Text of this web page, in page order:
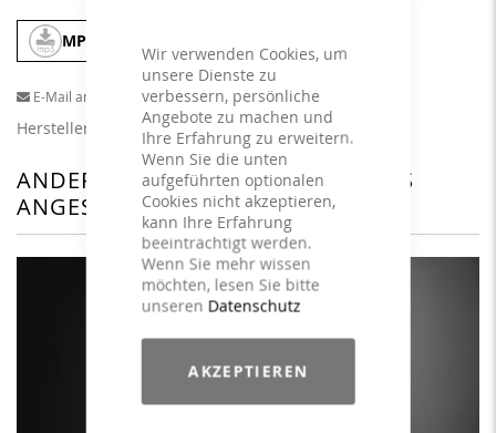
Wir verwenden Cookies, um
unsere Dienste zu
verbessern, persönliche
Angebote zu machen und
Ihre Erfahrung zu erweitern.
Wenn Sie die unten
aufgeführten optionalen
Cookies nicht akzeptieren,
kann Ihre Erfahrung
beeinträchtigt werden.
Wenn Sie mehr wissen
möchten, lesen Sie bitte
unseren Datenschutz
AKZEPTIEREN
MP3
E-Mail an einen Freund
Herstellerangaben
ANDERE KUNDEN HABEN SICH DAS
ANGESEHEN